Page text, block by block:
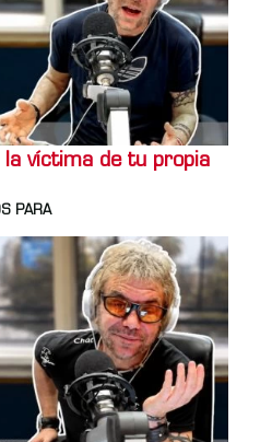
víctima de tu propia
PARA